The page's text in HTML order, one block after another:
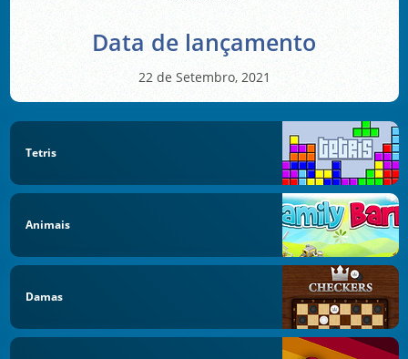
Data de lançamento
22 de Setembro, 2021
Tetris
Animais
Damas